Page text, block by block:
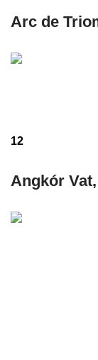
Arc de
12
Angkór